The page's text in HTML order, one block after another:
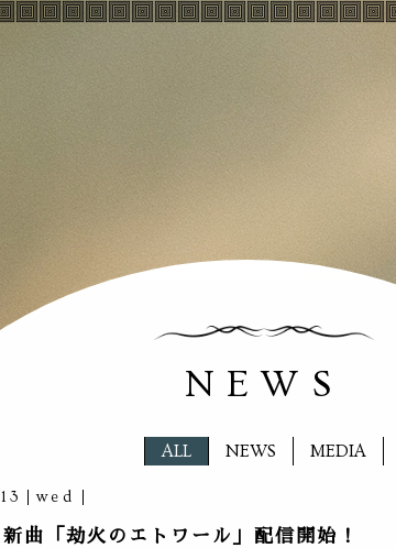
NEWS
ALL NEWS MEDIA
wed
曲「劫火のエトワール」配信開始！